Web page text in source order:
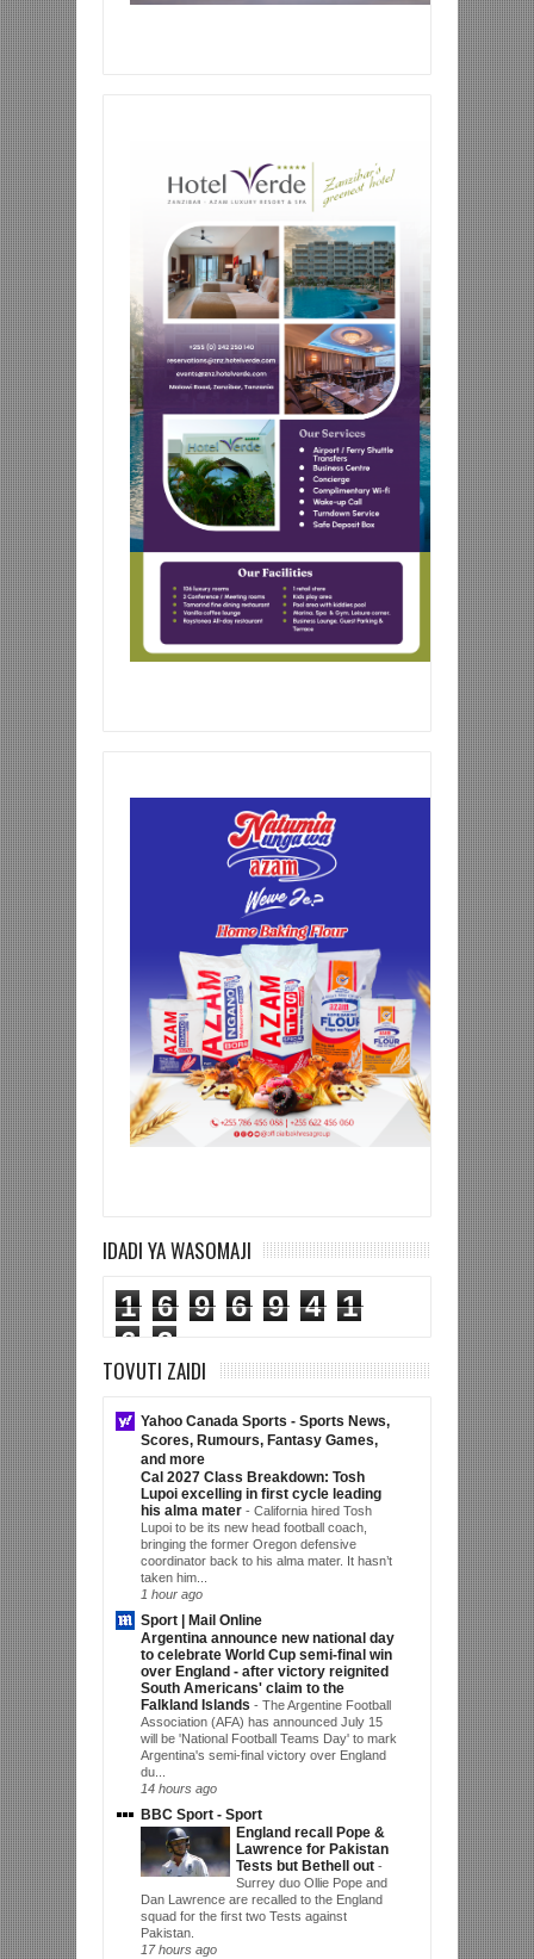
IDADI YA WASOMAJI
1 6 9 6 9 4
1
6
3
TOVUTI ZAIDI
Yahoo Canada Sports - Sports News,
Scores, Rumours, Fantasy Games,
and more
Cal 2027 Class Breakdown: Tosh
Lupoi excelling in first cycle leading
his alma mater - California hired Tosh
Lupoi to be its new head football coach,
bringing the former Oregon defensive
coordinator back to his alma mater. It hasn’t
taken him...
1 hour ago
Sport | Mail Online
Argentina announce new national day
to celebrate World Cup semi-final win
over England - after victory reignited
South Americans' claim to the
Falkland Islands - The Argentine Football
Association (AFA) has announced July 15
will be 'National Football Teams Day' to mark
Argentina's semi-final victory over England
du...
14 hours ago
BBC Sport - Sport
England recall Pope &
Lawrence for Pakistan
Tests but Bethell out -
Surrey duo Ollie Pope and
Dan Lawrence are recalled to the England
squad for the first two Tests against
Pakistan.
17 hours ago